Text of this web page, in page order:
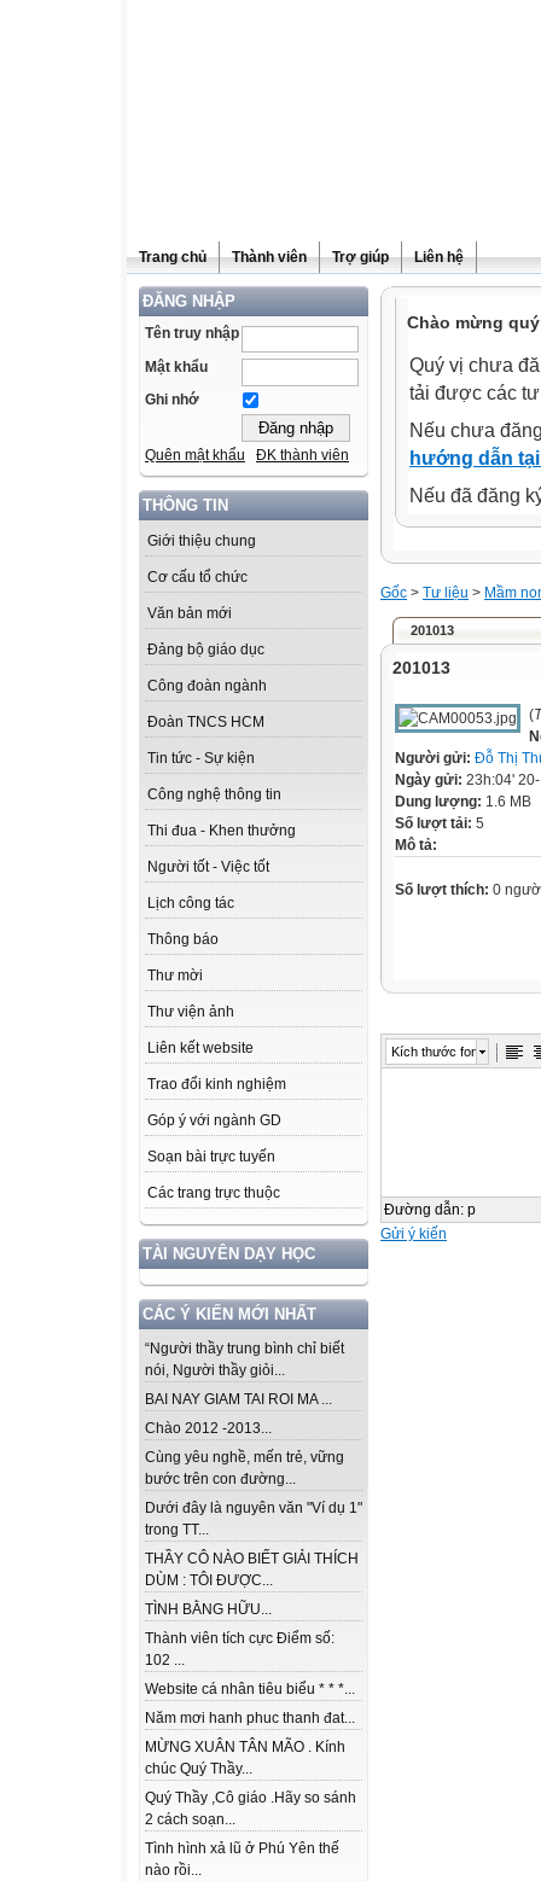
Trang chủ Thành viên Trợ giúp Liên hệ
ĐĂNG NHẬP
Tên truy nhập
Mật khẩu
Ghi nhớ
Quên mật khẩu ĐK thành viên
THÔNG TIN
Giới thiệu chung
Cơ cấu tổ chức
Văn bản mới
Đảng bộ giáo dục
Công đoàn ngành
Đoàn TNCS HCM
Tin tức - Sự kiện
Công nghệ thông tin
Thi đua - Khen thưởng
Người tốt - Việc tốt
Lịch công tác
Thông báo
Thư mời
Thư viện ảnh
Liên kết website
Trao đổi kinh nghiệm
Góp ý với ngành GD
Soạn bài trực tuyến
Các trang trực thuộc
TÀI NGUYÊN DẠY HỌC
CÁC Ý KIẾN MỚI NHẤT
“Người thầy trung bình chỉ biết
nói, Người thầy giỏi...
BAI NAY GIAM TAI ROI MA ...
Chào 2012 -2013...
Cùng yêu nghề, mến trẻ, vững
bước trên con đường...
Dưới đây là nguyên văn "Ví dụ 1"
trong TT...
THẦY CÔ NÀO BIẾT GIẢI THÍCH
DÙM : TÔI ĐƯỢC...
TÌNH BẰNG HỮU...
Thành viên tích cực Điểm số:
102 ...
Website cá nhân tiêu biểu * * *...
Năm mơi hanh phuc thanh đat...
MỪNG XUÂN TÂN MÃO . Kính
chúc Quý Thầy...
Quý Thầy ,Cô giáo .Hãy so sánh
2 cách soạn...
Tình hình xả lũ ở Phú Yên thế
nào rồi...
Chào mừng
Quý vị chưa
tải được các
Nếu chưa
hướng dẫn
Nếu đã đăng
Gốc > Tư liệu > Mầm
201013
201013
(
Người gửi: Đỗ Thị
Ngày gửi: 23h:04'
Dung lượng: 1.6 MB
Số lượt tải: 5
Mô tả:
Số lượt thích: 0
Kích thước font
Đường dẫn: p
Gửi ý kiến